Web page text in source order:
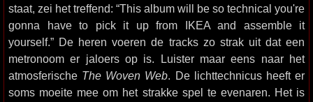
staat, zei het treffend: “This album will be so technical you're
gonna have to pick it up from IKEA and assemble it
yourself.” De heren voeren de tracks zo strak uit dat een
metronoom er jaloers op is. Luister maar eens naar het
atmosferische The Woven Web. De lichttechnicus heeft er
soms moeite mee om het strakke spel te evenaren. Het is